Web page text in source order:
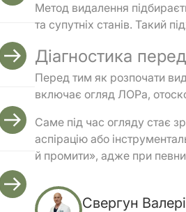
Метод видалення
та супутніх станів. Такий
Діагностика
Перед тим як розпочати
включає огляд ЛОРа,
Саме під час огляду стає
аспірацію або
й промити», адже при
Свергун